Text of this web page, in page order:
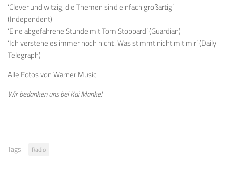
‘Clever und witzig, die Themen sind einfach großartig’
(Independent)
‘Eine abgefahrene Stunde mit Tom Stoppard’ (Guardian)
‘Ich verstehe es immer noch nicht. Was stimmt nicht mit mir’ (Daily
Telegraph)
Alle Fotos von Warner Music
Wir bedanken uns bei Kai Manke!
Tags: Radio